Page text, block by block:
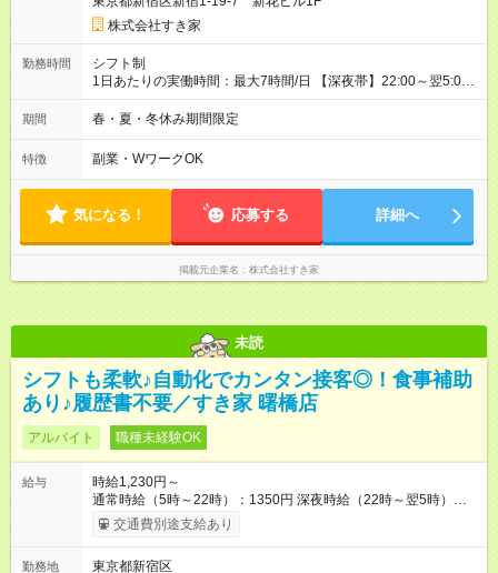
株式会社すき家
勤務時間
シフト制
1日あたりの実働時間：最大7時間/日 【深夜帯】22:00～翌5:00
週2日～・1日2h～OK◎ ※22:00から翌5:00までは18歳以上の方
のみ勤務可能です（18歳未満の深夜業務禁止のため） ★深夜で
す。 必ず、2名以上での勤務を行いますので、安心して働けま
す。
期間 春・夏・冬休み期間限定
特徴 副業・WワークOK
気になる！ 応募する 詳細へ
掲載元企業名 株式会社すき家
未読
シフトも柔軟♪自動化でカンタン接客◎！食事補助
あり♪履歴書不要／すき家 曙橋店
アルバイト 職種未経験OK
給与
時給1,230円～
通常時給（5時～22時）：1350円 深夜時給（22時～翌5時）：
1688円 高校生時給：1230円 【特別手当】早朝手当（5：00-9：
00）時給+150円 【試用期間】試用期間あり 試用期間の長さ：1
交通費別途支給あり
勤務地
東京都新宿区